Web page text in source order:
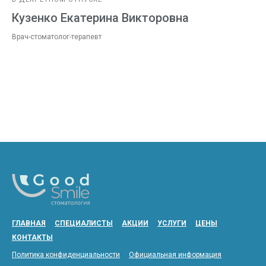
Кузенко Екатерина Викторовна
Врач-стоматолог-терапевт
ГЛАВНАЯ СПЕЦИАЛИСТЫ АКЦИИ УСЛУГИ
ЦЕНЫ
КОНТАКТЫ
Политика конфиденциальности Официальная информация